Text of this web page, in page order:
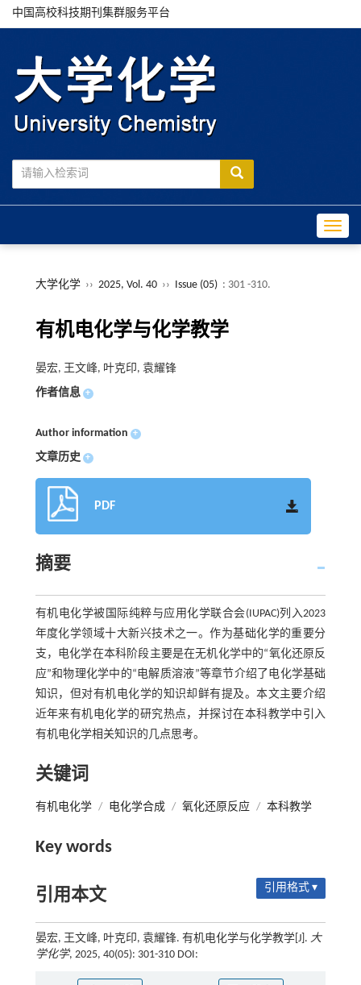
中国高校科技期刊集群服务平台
大学化学 ›› 2025, Vol. 40 ›› Issue (05) : 301 -310.
有机电化学与化学教学
晏宏, 王文峰, 叶克印, 袁耀锋
作者信息 +
Author information +
文章历史 +
PDF
摘要
有机电化学被国际纯粹与应用化学联合会(IUPAC)列入2023
年度化学领域十大新兴技术之一。作为基础化学的重要分
支，电化学在本科阶段主要是在无机化学中的“氧化还原反
应”和物理化学中的“电解质溶液”等章节介绍了电化学基础
知识，但对有机电化学的知识却鲜有提及。本文主要介绍
近年来有机电化学的研究热点，并探讨在本科教学中引入
有机电化学相关知识的几点思考。
关键词
有机电化学 / 电化学合成 / 氧化还原反应 / 本科教学
Key words
引用本文 引用格式 ▾
晏宏, 王文峰, 叶克印, 袁耀锋. 有机电化学与化学教学[J]. 大
学化学, 2025, 40(05): 301-310 DOI: